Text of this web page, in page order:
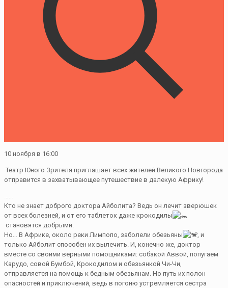
10 ноября в 16:00
Театр Юного Зрителя приглашает всех жителей Великого Новгорода
отправится в захватывающее путешествие в далекую Африку!
……
Кто не знает доброго доктора Айболита? Ведь он лечит зверюшек
от всех болезней, и от его таблеток даже крокодилы
становятся добрыми.
Но… В Африке, около реки Лимпопо, заболели обезьяны
, и
только Айболит способен их вылечить. И, конечно же, доктор
вместе со своими верными помощниками: собакой Аввой, попугаем
Карудо, совой Бумбой, Крокодилом и обезьянкой Чи-Чи,
отправляется на помощь к бедным обезьянам. Но путь их полон
опасностей и приключений, ведь в погоню устремляется сестра